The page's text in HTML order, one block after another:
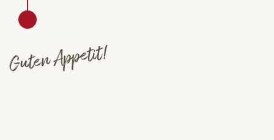
Guten Appetit!